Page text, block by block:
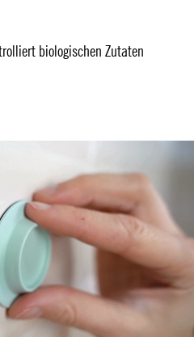
biologischen Zutaten